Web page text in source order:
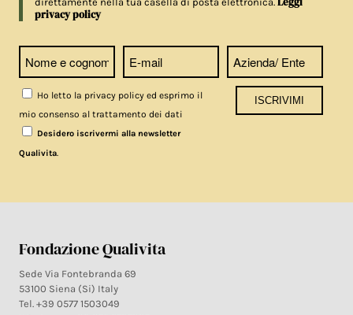
privacy policy
Ho letto la privacy policy ed esprimo il
mio consenso al trattamento dei dati
Desidero iscrivermi alla newsletter
Qualivita.
Fondazione Qualivita
Sede Via Fontebranda 69
53100 Siena (Si) Italy
Tel. +39 0577 1503049